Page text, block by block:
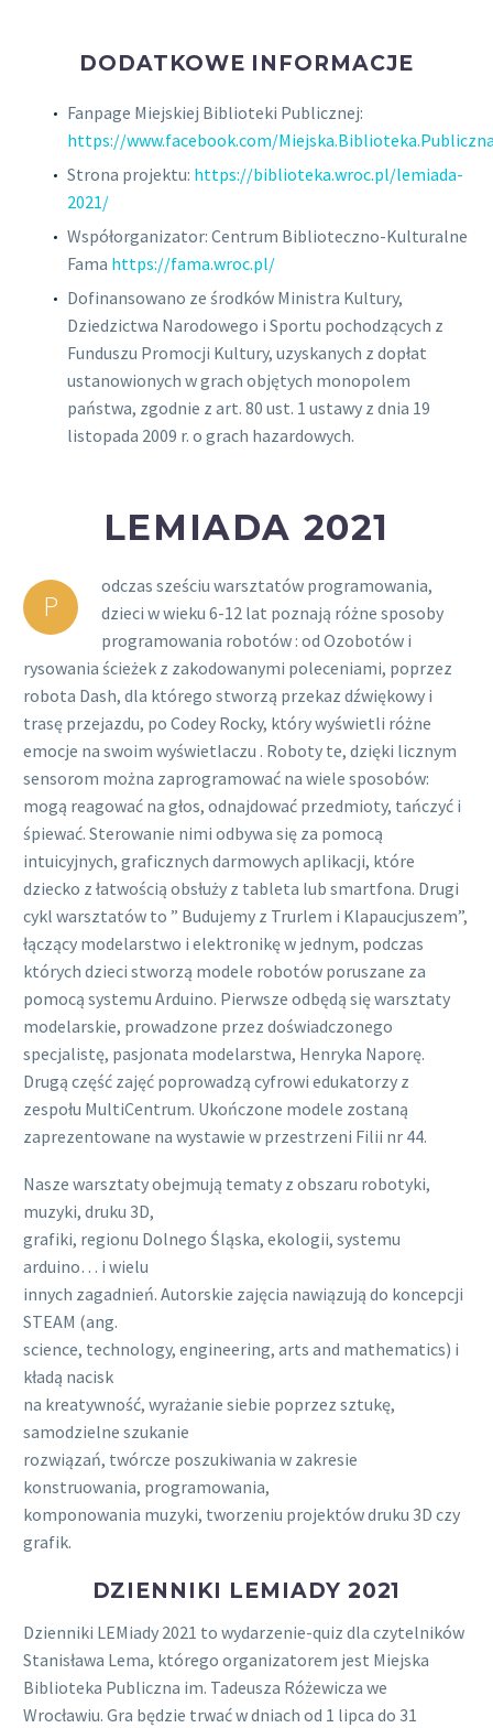
DODATKOWE INFORMACJE
Fanpage Miejskiej Biblioteki Publicznej:
https://www.facebook.com/
Strona projektu: https://biblioteka.wroc.pl/lemiada-
2021/
Współorganizator: Centrum Biblioteczno-Kulturalne
Fama https://fama.wroc.pl/
Dofinansowano ze środków Ministra Kultury,
Dziedzictwa Narodowego i Sportu pochodzących z
Funduszu Promocji Kultury, uzyskanych z dopłat
ustanowionych w grach objętych monopolem
państwa, zgodnie z art. 80 ust. 1 ustawy z dnia 19
listopada 2009 r. o grach hazardowych.
LEMIADA 2021
P
odczas sześciu warsztatów programowania,
dzieci w wieku 6-12 lat poznają różne sposoby
programowania robotów : od Ozobotów i
rysowania ścieżek z zakodowanymi poleceniami, poprzez
robota Dash, dla którego stworzą przekaz dźwiękowy i
trasę przejazdu, po Codey Rocky, który wyświetli różne
emocje na swoim wyświetlaczu . Roboty te, dzięki licznym
sensorom można zaprogramować na wiele sposobów:
mogą reagować na głos, odnajdować przedmioty, tańczyć i
śpiewać. Sterowanie nimi odbywa się za pomocą
intuicyjnych, graficznych darmowych aplikacji, które
dziecko z łatwością obsłuży z tableta lub smartfona. Drugi
cykl warsztatów to ” Budujemy z Trurlem i Klapaucjuszem”,
łączący modelarstwo i elektronikę w jednym, podczas
których dzieci stworzą modele robotów poruszane za
pomocą systemu Arduino. Pierwsze odbędą się warsztaty
modelarskie, prowadzone przez doświadczonego
specjalistę, pasjonata modelarstwa, Henryka Naporę.
Drugą część zajęć poprowadzą cyfrowi edukatorzy z
zespołu MultiCentrum. Ukończone modele zostaną
zaprezentowane na wystawie w przestrzeni Filii nr 44.
Nasze warsztaty obejmują tematy z obszaru robotyki,
muzyki, druku 3D,
grafiki, regionu Dolnego Śląska, ekologii, systemu
arduino… i wielu
innych zagadnień. Autorskie zajęcia nawiązują do koncepcji
STEAM (ang.
science, technology, engineering, arts and mathematics) i
kładą nacisk
na kreatywność, wyrażanie siebie poprzez sztukę,
samodzielne szukanie
rozwiązań, twórcze poszukiwania w zakresie
konstruowania, programowania,
komponowania muzyki, tworzeniu projektów druku 3D czy
grafik.
DZIENNIKI LEMIADY 2021
Dzienniki LEMiady 2021 to wydarzenie-quiz dla czytelników
Stanisława Lema, którego organizatorem jest Miejska
Biblioteka Publiczna im. Tadeusza Różewicza we
Wrocławiu. Gra będzie trwać w dniach od 1 lipca do 31